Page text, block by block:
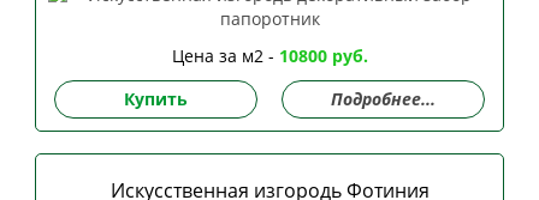
Цена за м2 - 10800 руб.
Купить
Подробнее...
Искусственная изгородь Фотиния